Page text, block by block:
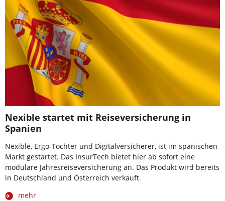
Nexible startet mit Reiseversicherung in
Spanien
Nexible, Ergo-Tochter und Digitalversicherer, ist im spanischen
Markt gestartet. Das InsurTech bietet hier ab sofort eine
modulare Jahresreiseversicherung an. Das Produkt wird bereits
in Deutschland und Österreich verkauft.
mehr